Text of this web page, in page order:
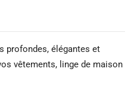
profondes, élégantes et
vêtements, linge de maison